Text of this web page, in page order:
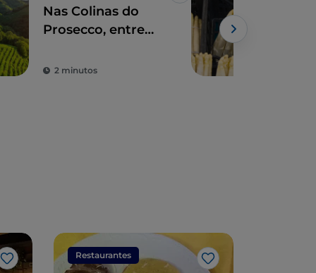
Nas Colinas do
Prosecco, entre
2 minutos
Gosto
Restaurantes
Gosto